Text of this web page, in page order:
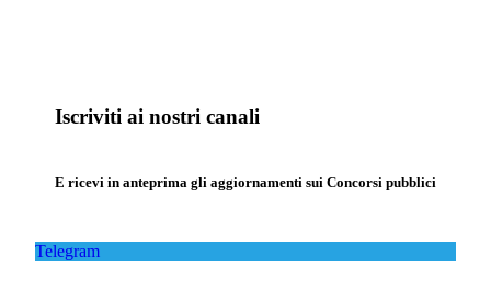
Iscriviti ai nostri canali
E ricevi in anteprima gli aggiornamenti sui Concorsi pubblici
Telegram